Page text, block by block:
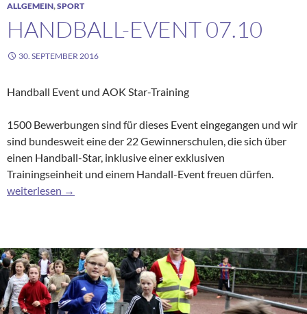
ALLGEMEIN,SPORT
HANDBALL-EVENT 07.10
30. SEPTEMBER 2016
Handball Event und AOK Star-Training
1500 Bewerbungen sind für dieses Event eingegangen und wir
sind bundesweit eine der 22 Gewinnerschulen, die sich über
einen Handball-Star, inklusive einer exklusiven
Trainingseinheit und einem Handall-Event freuen dürfen.
Handball-Event 07.10
weiterlesen →